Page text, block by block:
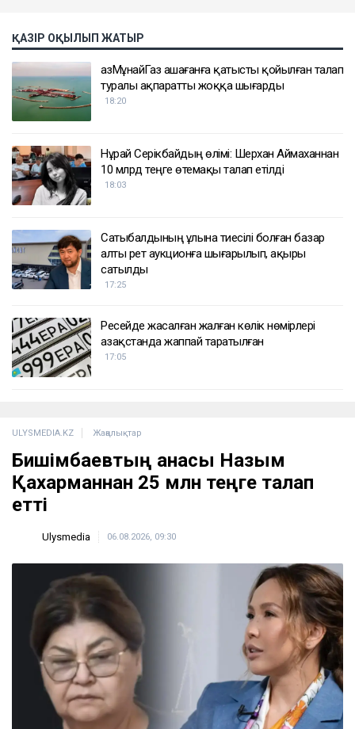
ҚАЗІР ОҚЫЛЫП ЖАТЫР
ҚазМұнайГаз Қашағанға қатысты қойылған талап
туралы ақпаратты жоққа шығарды
18:20
Нұрай Серікбайдың өлімі: Шерхан Аймаханнан
10 млрд теңге өтемақы талап етілді
18:03
Сатыбалдының ұлына тиесілі болған базар
алты рет аукционға шығарылып, ақыры
сатылды
17:25
Ресейде жасалған жалған көлік нөмірлері
Қазақстанда жаппай таратылған
17:05
ULYSMEDIA.KZ Жаңалықтар
Бишімбаевтың анасы Назым
Қахарманнан 25 млн теңге талап
етті
Ulysmedia 06.08.2026, 09:30